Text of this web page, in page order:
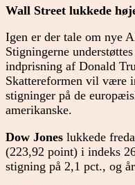
Wall Street lukkede
Igen er der tale om nye
Stigningerne
indprisning af Donald
Skattereformen vil være
stigninger på de
amerikanske.
Dow Jones lukkede
(223,92 point) i indeks
stigning på 2,1 pct., og